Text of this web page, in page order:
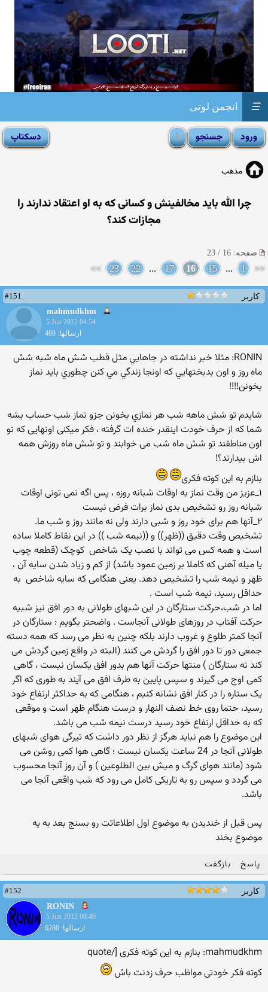
انجمن لوتی ☰
مذهب
چرا الله باید مخالفینش و کسانی‌ که به او اعتقاد ندارند را
مجازات کند؟
صفحه: 16 / 23
<<
1
...
15
16
17
...
22
23
>>
کاربر
#151
mahmudkhm
5 Jun 2012 04:54
ارسالها: 469
RONIN: مثلا خبر نداشته در جاهايي مثل قطب شش ماه شبه شش
ماه روز و اون بدبختهايي كه اونجا زندگي مي كنن چطوري بايد نماز
بخونن!!!!
شايدم تو شش ماهه شب هر نمازي بخونن جزو نماز شب حساب بشه
شما که از حرف خودت اینقدر خنده ات گرفته ، فکر میکنی اونهایی که تو
اون مناطقند تو شش ماه شب می خوابند و تو شش ماه روزش همه
اش بیدارند؟!
بنازم به این کوته فکری
۱_عزیز من وقت نماز به اوقات شبانه روزه ، پس اگه نمی تونی اوقات
شبانه روز رو تشخیص بدی نماز برات فرض نیست
۲_آنها هم براى خود روز و شبى دارند ولى نه مانند روز و شب ما.
تشخیص وقت دقیق ((ظهر)) و ((نیمه شب )) در این نقاط کاملا ساده
است و همه کس مى تواند با نصب یک شاخص ‍ کوچک (قطعه چوب
یا میله آهنى که کاملا بر زمین عمود باشد) از کم و زیاد شدن سایه آن ،
ظهر و نیمه شب را تشخیص دهد. یعنى هنگامى که سایه شاخص ‍ به
حداقل رسید، نیمه شب است .
اما در شب،حرکت ستارگان در این شبهاى طولانى به دور افق نیز شبیه
حرکت آفتاب در روزهاى طولانى آنجاست . واضحتر بگویم : ستارگان در
آنجا کمتر طلوع و غروب دارند بلکه چنین به نظر مى رسد که همه دسته
جمعى دور تا دور افق را گردش مى کنند (البته در واقع زمین گردش مى
کند نه ستارگان ) منتها حرکت آنها هم بدور افق یکسان نیست ، گاهى
کمى اوج مى گیرند و سپس پایین به طرف افق مى آیند به طورى که اگر
یک ستاره را در کنار افق نشانه کنیم ، هنگامى که به حداکثر ارتفاع خود
رسید، حتما روى خط نصف النهار و درست هنگام ظهر است و موقعى
که به حداقل ارتفاع خود رسید درست نیمه شب مى باشد.
این موضوع را هم نباید هرگز از نظر دور داشت که تیرگى هواى شبهاى
طولانى آنجا در 24 ساعت یکسان نیست ؛ گاهى هوا کمى روشن مى
شود (مانند هواى گرگ و میش بین الطلوعین ) و آن روز آنجا محسوب
مى گردد و سپس رو به تاریکى کامل مى رود که شب واقعى آنجا مى
باشد.
پس قبل از خندیدن به موضوع اول اطلاعاتت رو بسنج بعد به یه
موضوع بخند
پاسخ بازگفت
کاربر
#152
RONIN
5 Jun 2012 08:40
ارسالها: 6280
mahmudkhm: بنازم به این کوته فکری [/quote
کوته فکر خودتی مواظب حرف زدنت باش